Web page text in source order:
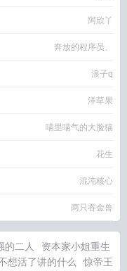
阿欣丫
奔放的程序员、
浪子q
洋草果
喵里喵气的大脸猫
花生
混沌核心
两只吞金兽
的二人
资本家小姐重生
想活了讲的什么 惊帝王